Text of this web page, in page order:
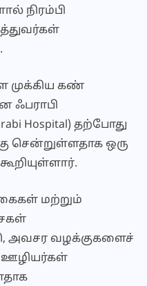
நிரம்பி
முக்கிய கண்
ஃபராபி
Hospital) தற்போது
சென்றுள்ளதாக ஒரு
மற்றும்
அவசர வழக்குகளைச்
ஊழியர்கள்